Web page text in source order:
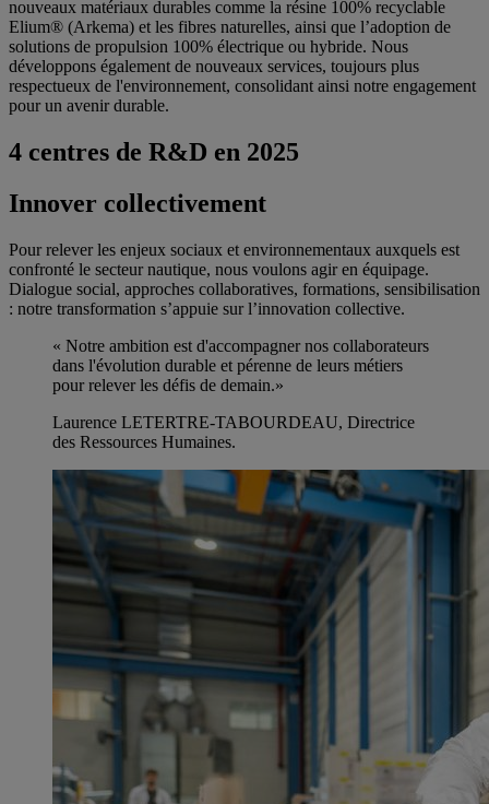
nouveaux matériaux durables comme la résine 100% recyclable
Elium® (Arkema) et les fibres naturelles, ainsi que l’adoption de
solutions de propulsion 100% électrique ou hybride. Nous
développons également de nouveaux services, toujours plus
respectueux de l'environnement, consolidant ainsi notre engagement
pour un avenir durable.
4 centres de R&D en 2025
Innover collectivement
Pour relever les enjeux sociaux et environnementaux auxquels est
confronté le secteur nautique, nous voulons agir en équipage.
Dialogue social, approches collaboratives, formations, sensibilisation
: notre transformation s’appuie sur l’innovation collective.
« Notre ambition est d'accompagner nos collaborateurs
dans l'évolution durable et pérenne de leurs métiers
pour relever les défis de demain.»
Laurence LETERTRE-TABOURDEAU, Directrice
des Ressources Humaines.